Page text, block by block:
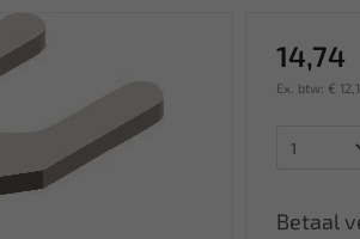
14,74
Ex. btw: €
Betaal